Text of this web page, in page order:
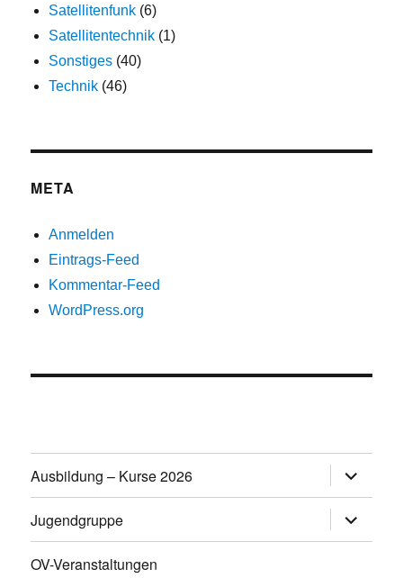
Satellitenfunk (6)
Satellitentechnik (1)
Sonstiges (40)
Technik (46)
META
Anmelden
Eintrags-Feed
Kommentar-Feed
WordPress.org
Ausbildung – Kurse 2026
öffnen
Jugendgruppe
öffnen
OV-Veranstaltungen